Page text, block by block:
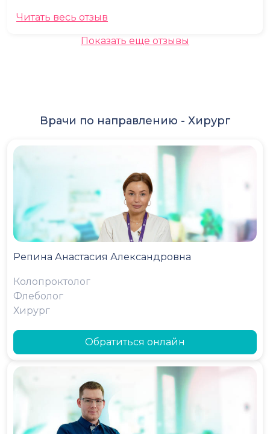
Читать весь отзыв
Показать еще отзывы
Врачи по направлению - Хирург
Репина Анастасия Александровна
Колопроктолог
Флеболог
Хирург
Обратиться онлайн